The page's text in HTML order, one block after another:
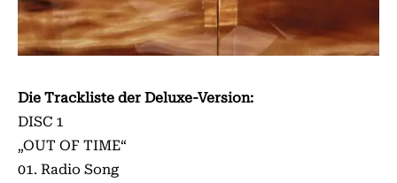
Die Trackliste der Deluxe-Version:
DISC 1
„OUT OF TIME“
01. Radio Song